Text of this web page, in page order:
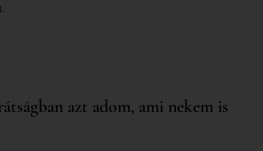
azt adom, ami nekem is